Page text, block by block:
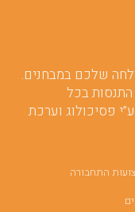
שלכם במבחנים.
בכל
פסיכולוג וערכת
התחבורה